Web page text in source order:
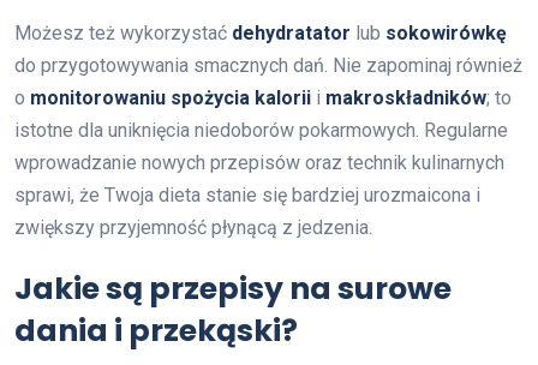
Możesz też wykorzystać dehydratator lub sokowirówkę
do przygotowywania smacznych dań. Nie zapominaj również
o monitorowaniu spożycia kalorii i makroskładników; to
istotne dla uniknięcia niedoborów pokarmowych. Regularne
wprowadzanie nowych przepisów oraz technik kulinarnych
sprawi, że Twoja dieta stanie się bardziej urozmaicona i
zwiększy przyjemność płynącą z jedzenia.
Jakie są przepisy na surowe
dania i przekąski?